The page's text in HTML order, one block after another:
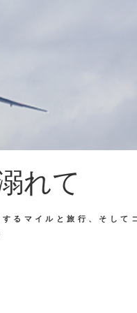
れて
るマイルと旅行、そして